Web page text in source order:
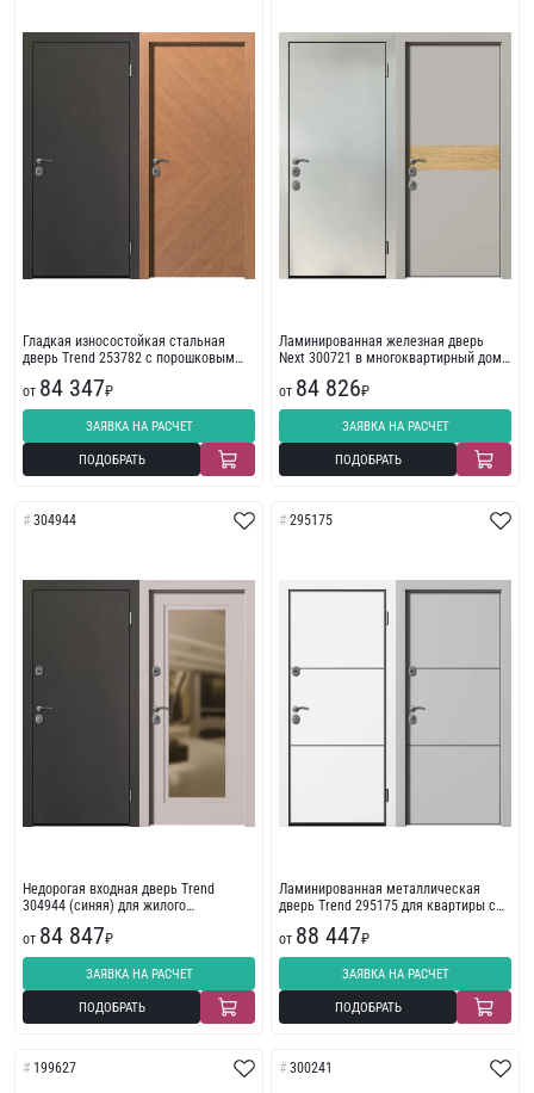
Гладкая износостойкая стальная
дверь Trend 253782 с порошковым
от 84 347₽
ЗАЯВКА НА РАСЧЕТ
ПОДОБРАТЬ
Ламинированная железная дверь
Next 300721 в многоквартирный дом
от 84 826₽
ЗАЯВКА НА РАСЧЕТ
ПОДОБРАТЬ
304944
Недорогая входная дверь Trend
304944 (синяя) для жилого
от 84 847₽
ЗАЯВКА НА РАСЧЕТ
ПОДОБРАТЬ
295175
Ламинированная металлическая
дверь Trend 295175 для квартиры с
от 88 447₽
ЗАЯВКА НА РАСЧЕТ
ПОДОБРАТЬ
199627 300241